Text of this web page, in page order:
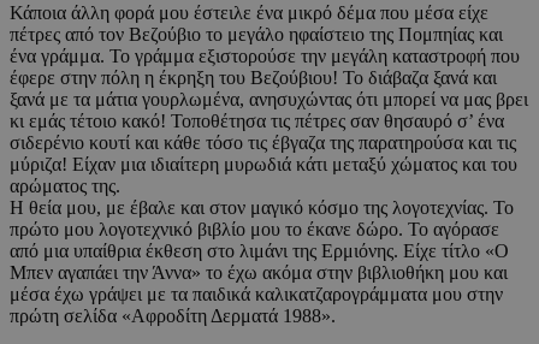
Κάποια άλλη φορά μου έστειλε ένα μικρό δέμα που μέσα είχε
πέτρες από τον Βεζούβιο το μεγάλο ηφαίστειο της Πομπηίας και
ένα γράμμα. Το γράμμα εξιστορούσε την μεγάλη καταστροφή που
έφερε στην πόλη η έκρηξη του Βεζούβιου! Το διάβαζα ξανά και
ξανά με τα μάτια γουρλωμένα, ανησυχώντας ότι μπορεί να μας βρει
κι εμάς τέτοιο κακό! Τοποθέτησα τις πέτρες σαν θησαυρό σ’ ένα
σιδερένιο κουτί και κάθε τόσο τις έβγαζα της παρατηρούσα και τις
μύριζα! Είχαν μια ιδιαίτερη μυρωδιά κάτι μεταξύ χώματος και του
αρώματος της.
Η θεία μου, με έβαλε και στον μαγικό κόσμο της λογοτεχνίας. Το
πρώτο μου λογοτεχνικό βιβλίο μου το έκανε δώρο. Το αγόρασε
από μια υπαίθρια έκθεση στο λιμάνι της Ερμιόνης. Είχε τίτλο «Ο
Μπεν αγαπάει την Άννα» το έχω ακόμα στην βιβλιοθήκη μου και
μέσα έχω γράψει με τα παιδικά καλικατζαρογράμματα μου στην
πρώτη σελίδα «Αφροδίτη Δερματά 1988».